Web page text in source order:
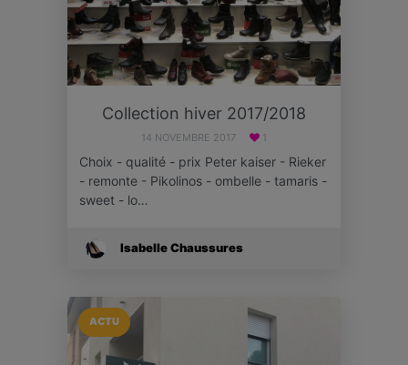
Collection hiver 2017/2018
14 NOVEMBRE 2017 1
Choix - qualité - prix Peter kaiser - Rieker
- remonte - Pikolinos - ombelle - tamaris -
sweet - lo…
Isabelle Chaussures
ACTU